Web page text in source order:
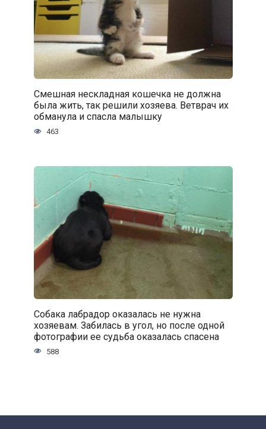
Смешная нескладная кошечка не должна
была жить, так решили хозяева. Ветврач их
обманула и спасла малышку
463
Собака лабрадор оказалась не нужна
хозяевам. Забилась в угол, но после одной
фотографии ее судьба оказалась спасена
588